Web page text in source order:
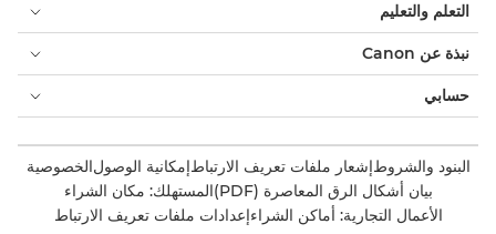
التعلم والتعليم
نبذة عن Canon
حسابي
البنود والشروطإشعار ملفات تعريف الارتباطإمكانية الوصولالخصوصية
بيان أشكال الرق المعاصرة (PDF)
المستهلك: مكان الشراء
الأعمال التجارية: أماكن الشراءإعدادات ملفات تعريف الارتباط